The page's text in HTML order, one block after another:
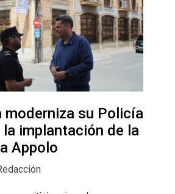
moderniza su Policía
implantación de la
Appolo